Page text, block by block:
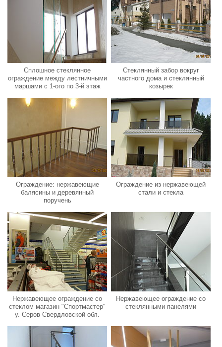
Сплошное стеклянное
ограждение между лестничными
маршами с 1-ого по 3-й этаж
Стеклянный забор вокруг
частного дома и стеклянный
козырек
Ограждение: нержавеющие
балясины и деревянный
поручень
Ограждение из нержавеющей
стали и стекла
Нержавеющее ограждение со
стеклом магазин "Спортмастер"
у. Серов Свердловской обл.
Нержавеющее ограждение со
стеклянными панелями